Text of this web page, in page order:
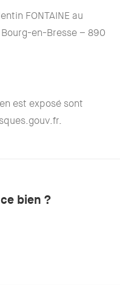
FONTAINE au
en-Bresse – 890
est exposé sont
bien ?